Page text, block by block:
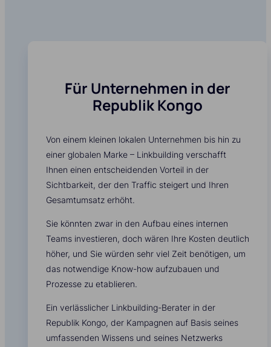
Für Unternehmen in der
Republik Kongo
Von einem kleinen lokalen Unternehmen bis hin zu
einer globalen Marke – Linkbuilding verschafft
Ihnen einen entscheidenden Vorteil in der
Sichtbarkeit, der den Traffic steigert und Ihren
Gesamtumsatz erhöht.
Sie könnten zwar in den Aufbau eines internen
Teams investieren, doch wären Ihre Kosten deutlich
höher, und Sie würden sehr viel Zeit benötigen, um
das notwendige Know-how aufzubauen und
Prozesse zu etablieren.
Ein verlässlicher Linkbuilding-Berater in der
Republik Kongo, der Kampagnen auf Basis seines
umfassenden Wissens und seines Netzwerks